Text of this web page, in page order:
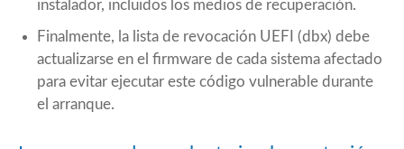
instalador, incluidos los medios de recuperación.
Finalmente, la lista de revocación UEFI (dbx) debe
actualizarse en el firmware de cada sistema afectado
para evitar ejecutar este código vulnerable durante
el arranque.